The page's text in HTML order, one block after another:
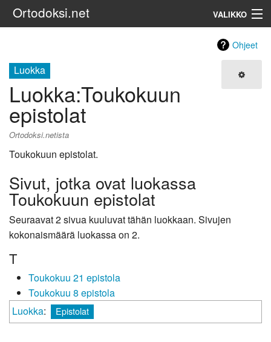
Ortodoksi.net VALIKKO
Ohjeet
Luokka
Luokka:Toukokuun
epistolat
Ortodoksi.netista
Toukokuun epistolat.
Sivut, jotka ovat luokassa
Toukokuun epistolat
Seuraavat 2 sivua kuuluvat tähän luokkaan. Sivujen
kokonaismäärä luokassa on 2.
T
Toukokuu 21 epistola
Toukokuu 8 epistola
Luokka: Epistolat